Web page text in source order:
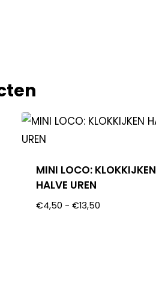
MINI LOCO: KLOKKIJKEN
HALVE UREN
€4,50 - €13,50